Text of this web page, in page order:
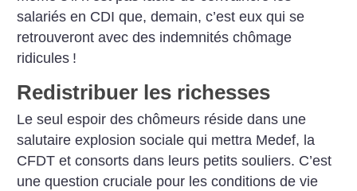
salariés en CDI que, demain, c’est eux qui se
retrouveront avec des indemnités chômage
ridicules !
Redistribuer les richesses
Le seul espoir des chômeurs réside dans une
salutaire explosion sociale qui mettra Medef, la
CFDT et consorts dans leurs petits souliers. C’est
une question cruciale pour les conditions de vie